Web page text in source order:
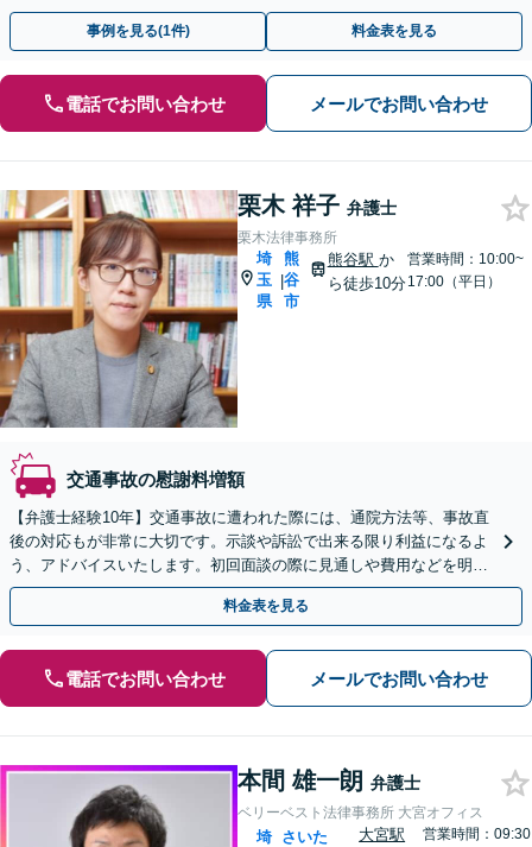
約で弁護士費用0円】【せんげん台駅徒歩5分】
事例を見る(1件) 料金表を見る
電話でお問い合わせ メールでお問い合わせ
栗木 祥子 弁護士
栗木法律事務所
埼
玉
県
|
熊
谷
市
熊谷駅 か
ら徒歩10分
営業時間：10:00~
17:00（平日）
交通事故の慰謝料増額
【弁護士経験10年】交通事故に遭われた際には、通院方法等、事故直
後の対応もが非常に大切です。示談や訴訟で出来る限り利益になるよ
う、アドバイスいたします。初回面談の際に見通しや費用などを明示
します。物損事故も対応可能
料金表を見る
電話でお問い合わせ メールでお問い合わせ
本間 雄一朗 弁護士
ベリーベスト法律事務所 大宮オフィス
埼 さいた
大宮駅
営業時間：09:30